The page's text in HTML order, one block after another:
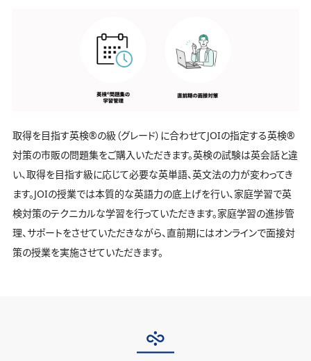
取得を目指す英検®️の級（グレード）に合わせてJOIの指定する英検®️
対策の市販の問題集をご購入いただきます。英検の試験は英会話と違
い、取得を目指す級に応じて必要な英単語、英文法の力が変わってき
ます。JOIの授業では本質的な英語力の底上げを行い、家庭学習で英
検対策のテクニカルな学習を行っていただきます。家庭学習の進捗管
理、サポートをさせていただきながら、直前期にはオンラインで面接対
策の授業を実施させていただきます。